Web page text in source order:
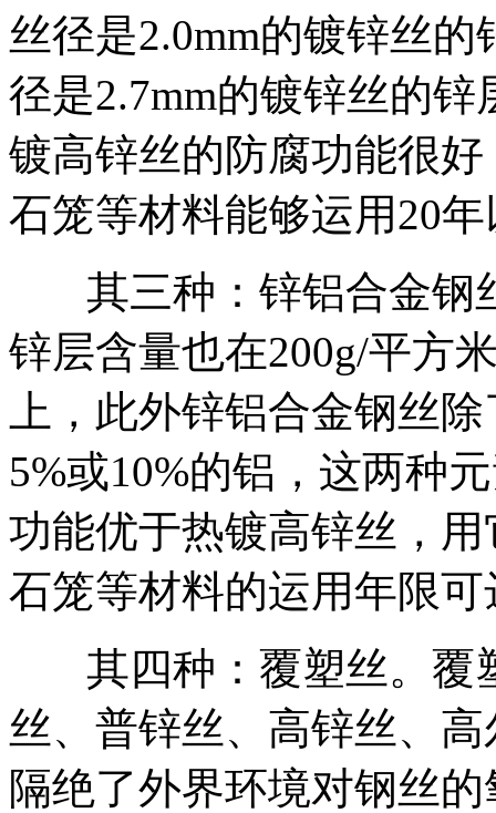
丝径是2.0mm的镀锌丝
径是2.7mm的镀锌丝的
镀高锌丝的防腐功能很
石笼等材料能够运用20
其三种：锌铝合金钢
锌层含量也在200g/平方
上，此外锌铝合金钢丝
5%或10%的铝，这两种
功能优于热镀高锌丝，
石笼等材料的运用年限
其四种：覆塑丝。覆
丝、普锌丝、高锌丝、
隔绝了外界环境对钢丝